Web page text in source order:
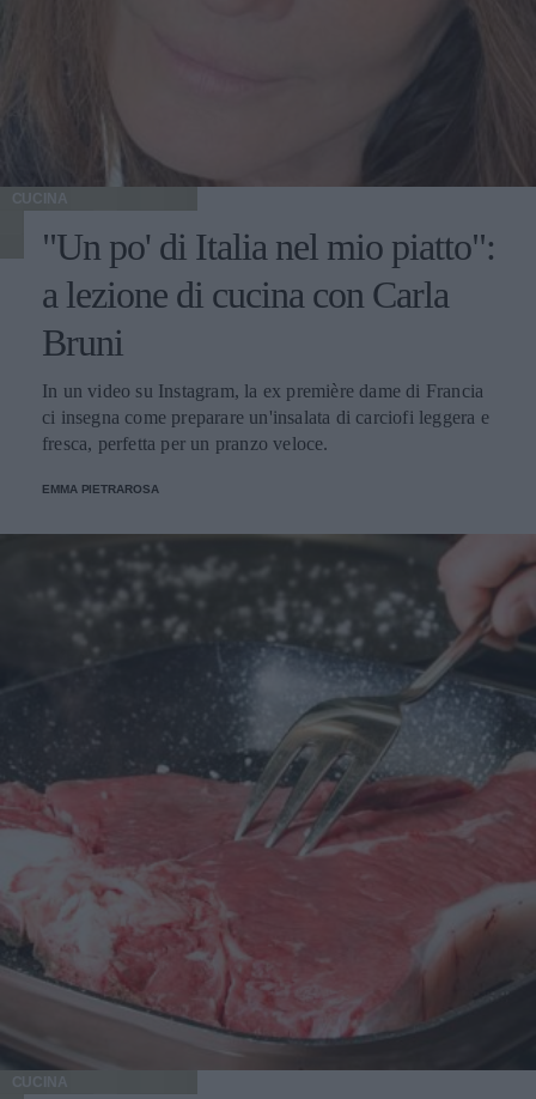
CUCINA
"Un po' di Italia nel mio piatto":
a lezione di cucina con Carla
Bruni
In un video su Instagram, la ex première dame di Francia
ci insegna come preparare un'insalata di carciofi leggera e
fresca, perfetta per un pranzo veloce.
EMMA PIETRAROSA
CUCINA